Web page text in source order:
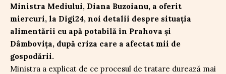
Ministra Mediului, Diana Buzoianu, a oferit
miercuri, la Digi24, noi detalii despre situația
alimentării cu apă potabilă în Prahova și
Dâmbovița, după criza care a afectat mii de
gospodării.
Ministra a explicat de ce procesul de tratare durează mai